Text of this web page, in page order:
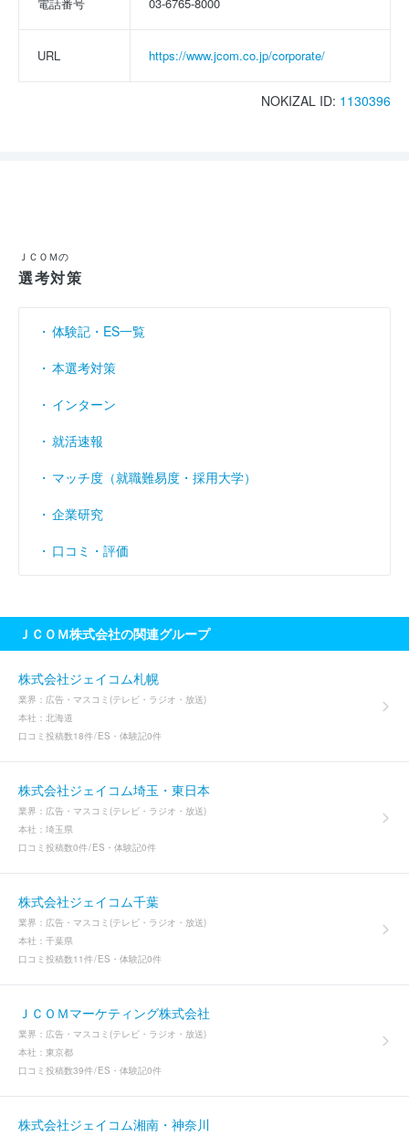
URL https://www.jcom.co.jp/corporate/
NOKIZAL ID: 1130396
ＪＣＯＭの
選考対策
体験記・ES一覧
本選考対策
インターン
就活速報
マッチ度（就職難易度・採用大学）
企業研究
口コミ・評価
ＪＣＯＭ株式会社の関連グループ
株式会社ジェイコム札幌
業界： 広告・マスコミ(テレビ・ラジオ・放送)
本社： 北海道
口コミ投稿数18件 ES・体験記0件
株式会社ジェイコム埼玉・東日本
業界： 広告・マスコミ(テレビ・ラジオ・放送)
本社： 埼玉県
口コミ投稿数0件 ES・体験記0件
株式会社ジェイコム千葉
業界： 広告・マスコミ(テレビ・ラジオ・放送)
本社： 千葉県
口コミ投稿数11件 ES・体験記0件
ＪＣＯＭマーケティング株式会社
業界： 広告・マスコミ(テレビ・ラジオ・放送)
本社： 東京都
口コミ投稿数39件 ES・体験記0件
株式会社ジェイコム湘南・神奈川